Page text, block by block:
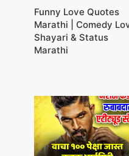
Funny Love Quotes
Marathi | Comedy
Shayari & Status
Marathi